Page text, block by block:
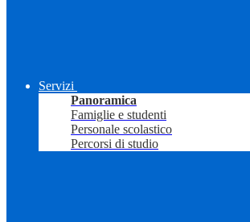
Servizi
Panoramica
Famiglie e studenti
Personale scolastico
Percorsi di studio